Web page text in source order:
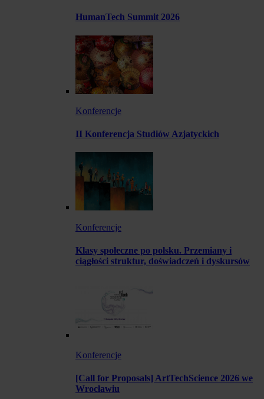
HumanTech Summit 2026
Konferencje
II Konferencja Studiów Azjatyckich
Konferencje
Klasy społeczne po polsku. Przemiany i
ciągłości struktur, doświadczeń i dyskursów
Konferencje
[Call for Proposals] ArtTechScience 2026 we
Wrocławiu